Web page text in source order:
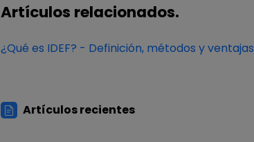
Artículos relacionados.
¿Qué es IDEF? - Definición, métodos y ventajas
Artículos recientes